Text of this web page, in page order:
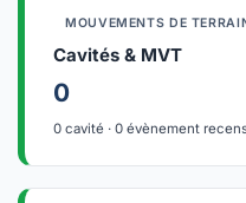
MOUVEMENTS DE
Cavités & MVT
0
0 cavité · 0 évènement